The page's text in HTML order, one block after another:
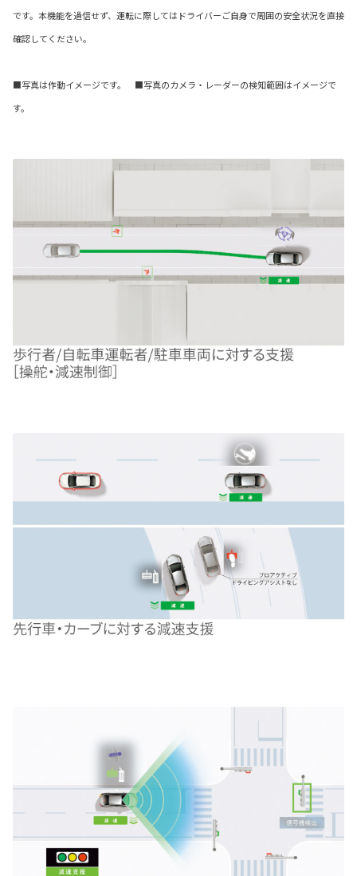
です。本機能を過信せず、運転に際してはドライバーご自身で周囲の安全状況を直接
確認してください。
■写真は作動イメージです。 ■写真のカメラ・レーダーの検知範囲はイメージで
す。